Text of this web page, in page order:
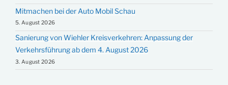
Mitmachen bei der Auto Mobil Schau
5. August 2026
Sanierung von Wiehler Kreisverkehren: Anpassung der
Verkehrsführung ab dem 4. August 2026
3. August 2026